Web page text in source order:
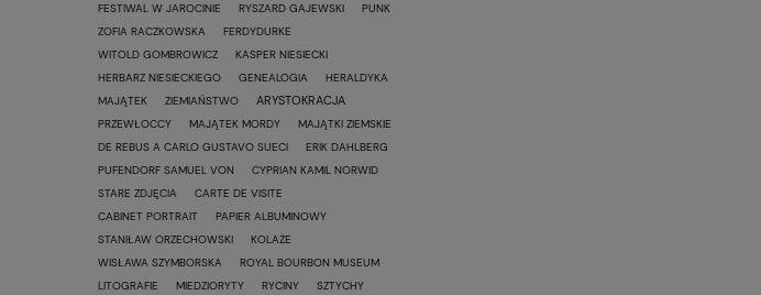
FESTIWAL W JAROCINIE
RYSZARD GAJEWSKI
PUNK
ZOFIA RACZKOWSKA
FERDYDURKE
WITOLD GOMBROWICZ
KASPER NIESIECKI
HERBARZ NIESIECKIEGO
GENEALOGIA
HERALDYKA
MAJĄTEK
ZIEMIAŃSTWO ARYSTOKRACJA
PRZEWŁOCCY MAJĄTEK MORDY
MAJĄTKI ZIEMSKIE
DE REBUS A CARLO GUSTAVO SUECI
ERIK DAHLBERG
PUFENDORF SAMUEL VON
CYPRIAN KAMIL NORWID
STARE ZDJĘCIA
CARTE DE VISITE
CABINET PORTRAIT
PAPIER ALBUMINOWY
STANIŁAW ORZECHOWSKI
KOLAŻE
WISŁAWA SZYMBORSKA
ROYAL BOURBON MUSEUM
LITOGRAFIE
MIEDZIORYTY RYCINY
SZTYCHY